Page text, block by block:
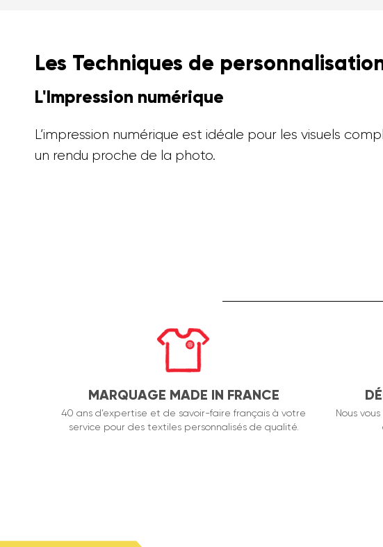
Les Techniques de
L'Impression numérique
L’impression numérique est idéale pour les visuels
un rendu proche de la photo.
MARQUAGE MADE IN FRANCE
40 ans d’expertise et de savoir-faire français à votre
service pour des textiles personnalisés de qualité.
Nous